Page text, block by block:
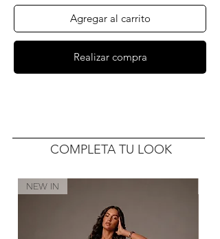
Agregar al carrito
Realizar compra
COMPLETA TU LOOK
NEW IN